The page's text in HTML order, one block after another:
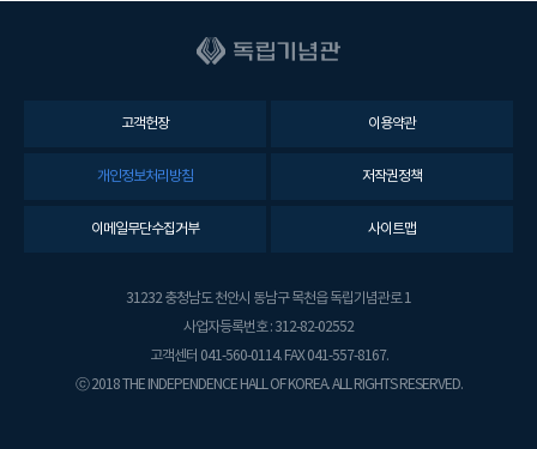
고객헌장 이용약관
개인정보처리방침 저작권정책
이메일무단수집거부 사이트맵
31232 충청남도 천안시 동남구 목천읍 독립기념관로 1
사업자등록번호 : 312-82-02552
고객센터 041-560-0114. FAX 041-557-8167.
ⓒ 2018 THE INDEPENDENCE HALL OF KOREA. ALL RIGHTS RESERVED.